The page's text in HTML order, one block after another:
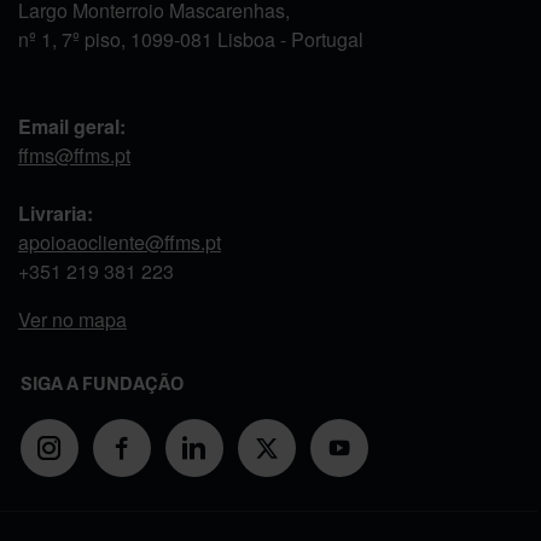
Largo Monterroio Mascarenhas,
nº 1, 7º piso, 1099-081 Lisboa - Portugal
Email geral:
ffms@ffms.pt
Livraria:
apoioaocliente@ffms.pt
+351 219 381 223
Ver no mapa
SIGA A FUNDAÇÃO